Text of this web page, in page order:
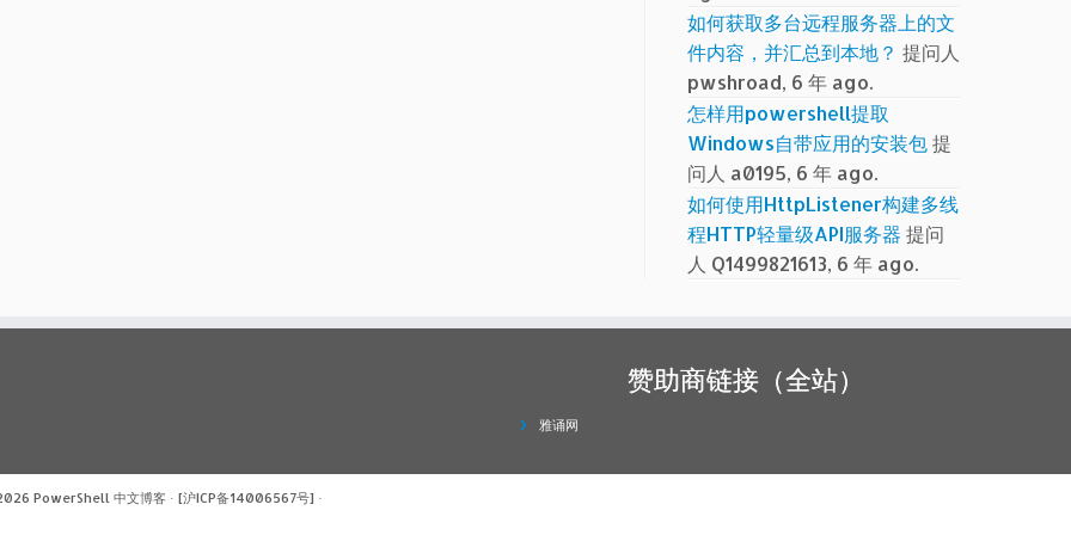
如何获取多台远程服务器上的文
件内容，并汇总到本地？ 提问人
pwshroad, 6 年 ago.
怎样用powershell提取
Windows自带应用的安装包提
问人 a0195, 6 年 ago.
如何使用HttpListener构建多线
程HTTP轻量级API服务器 提问
人 Q1499821613, 6 年 ago.
赞助商链接（全站）
雅诵网
PowerShell 中文博客 · [沪ICP备14006567号] ·